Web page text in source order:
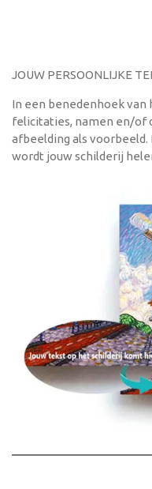
JOUW PERSOONLIJKE
In een benedenhoek
felicitaties, namen en/of
afbeelding als voorbeeld.
wordt jouw schilderij